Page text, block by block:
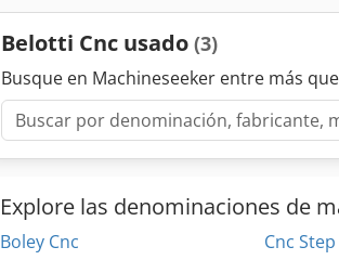
Belotti Cnc usado (3)
Busque en Machineseeker entre más
Explore las denominaciones de
Boley Cnc
Cnc Step